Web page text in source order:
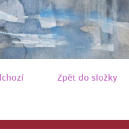
Zpět do složky